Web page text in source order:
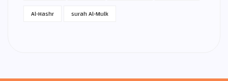
Al-Hashr
surah Al-Mulk